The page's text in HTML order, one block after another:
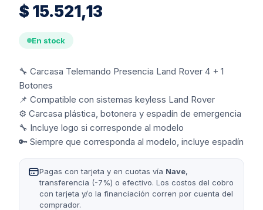
$ 15.521,13
En stock
🔧 Carcasa Telemando Presencia Land Rover 4 + 1
Botones
📌 Compatible con sistemas keyless Land Rover
⚙️ Carcasa plástica, botonera y espadín de emergencia
🔧 Incluye logo si corresponde al modelo
🔑 Siempre que corresponda al modelo, incluye espadín
Pagas con tarjeta y en cuotas vía Nave,
transferencia (-7%) o efectivo. Los costos del cobro
con tarjeta y/o la financiación corren por cuenta del
comprador.